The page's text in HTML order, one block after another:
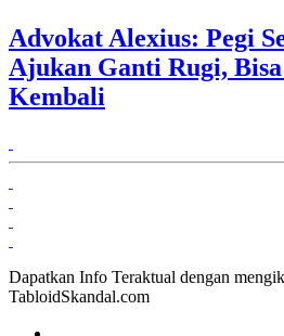
Advokat Alexius: Pegi
Ajukan Ganti Rugi,
Kembali
Dapatkan Info Teraktual dengan
TabloidSkandal.com